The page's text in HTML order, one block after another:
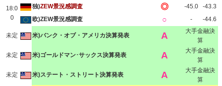
18:0
0
独)ZEW景況感調査 ◎ -45.0
-43.3
欧)ZEW景況感調査
○ - -44.6
未定 米)バンク・オブ・アメリカ決算発表 A
大手金融決
算
未定 米)ゴールドマン･サックス決算発表 A
大手金融決
算
未定 米)ステート・ストリート決算発表 A
大手金融決
算